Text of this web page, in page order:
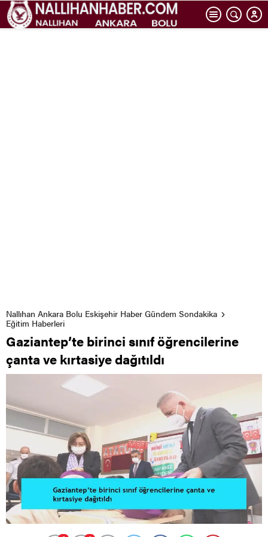
Nallıhan Ankara Bolu Eskişehir Haber Gündem Sondakika
Eğitim Haberleri
Gaziantep’te birinci sınıf öğrencilerine
çanta ve kırtasiye dağıtıldı